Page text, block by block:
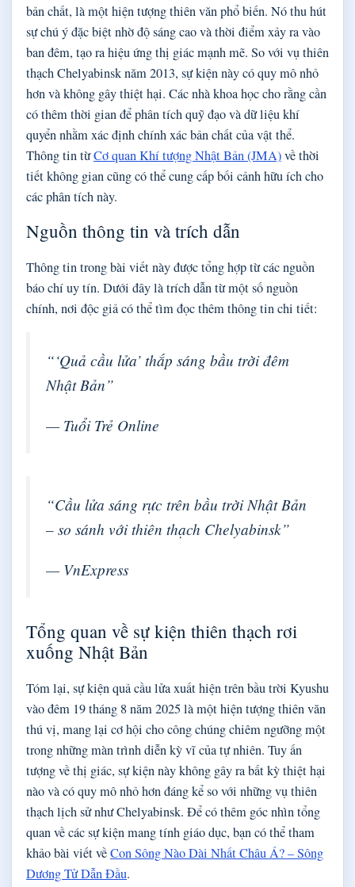
bản chất, là một hiện tượng thiên văn phổ biến. Nó thu hút
sự chú ý đặc biệt nhờ độ sáng cao và thời điểm xảy ra vào
ban đêm, tạo ra hiệu ứng thị giác mạnh mẽ. So với vụ thiên
thạch Chelyabinsk năm 2013, sự kiện này có quy mô nhỏ
hơn và không gây thiệt hại. Các nhà khoa học cho rằng cần
có thêm thời gian để phân tích quỹ đạo và dữ liệu khí
quyển nhằm xác định chính xác bản chất của vật thể.
Thông tin từCơ quan Khí tượng Nhật Bản (JMA)về thời
tiết không gian cũng có thể cung cấp bối cảnh hữu ích cho
các phân tích này.
Nguồn thông tin và trích dẫn
Thông tin trong bài viết này được tổng hợp từ các nguồn
báo chí uy tín. Dưới đây là trích dẫn từ một số nguồn
chính, nơi độc giả có thể tìm đọc thêm thông tin chi tiết:
“‘Quả cầu lửa’ thắp sáng bầu trời đêm
Nhật Bản”
— Tuổi Trẻ Online
“Cầu lửa sáng rực trên bầu trời Nhật Bản
– so sánh với thiên thạch Chelyabinsk”
— VnExpress
Tổng quan về sự kiện thiên thạch rơi
xuống Nhật Bản
Tóm lại, sự kiện quả cầu lửa xuất hiện trên bầu trời Kyushu
vào đêm 19 tháng 8 năm 2025 là một hiện tượng thiên văn
thú vị, mang lại cơ hội cho công chúng chiêm ngưỡng một
trong những màn trình diễn kỳ vĩ của tự nhiên. Tuy ấn
tượng về thị giác, sự kiện này không gây ra bất kỳ thiệt hại
nào và có quy mô nhỏ hơn đáng kể so với những vụ thiên
thạch lịch sử như Chelyabinsk. Để có thêm góc nhìn tổng
quan về các sự kiện mang tính giáo dục, bạn có thể tham
khảo bài viết vềCon Sông Nào Dài Nhất Châu Á? – Sông
Dương Tử Dẫn Đầu.